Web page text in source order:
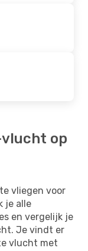
vlucht op
vliegen voor
je alle
en vergelijk je
Je vindt er
vlucht met